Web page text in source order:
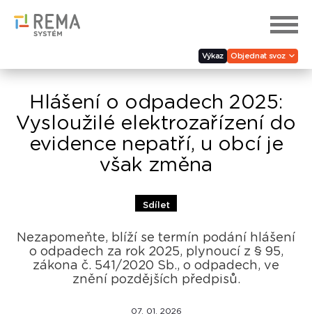
Výkaz Objednat svoz
Hlášení o odpadech 2025:
Vysloužilé elektrozařízení do
evidence nepatří, u obcí je
však změna
Sdílet
Nezapomeňte, blíží se termín podání hlášení
o odpadech za rok 2025, plynoucí z § 95,
zákona č. 541/2020 Sb., o odpadech, ve
znění pozdějších předpisů.
07. 01. 2026